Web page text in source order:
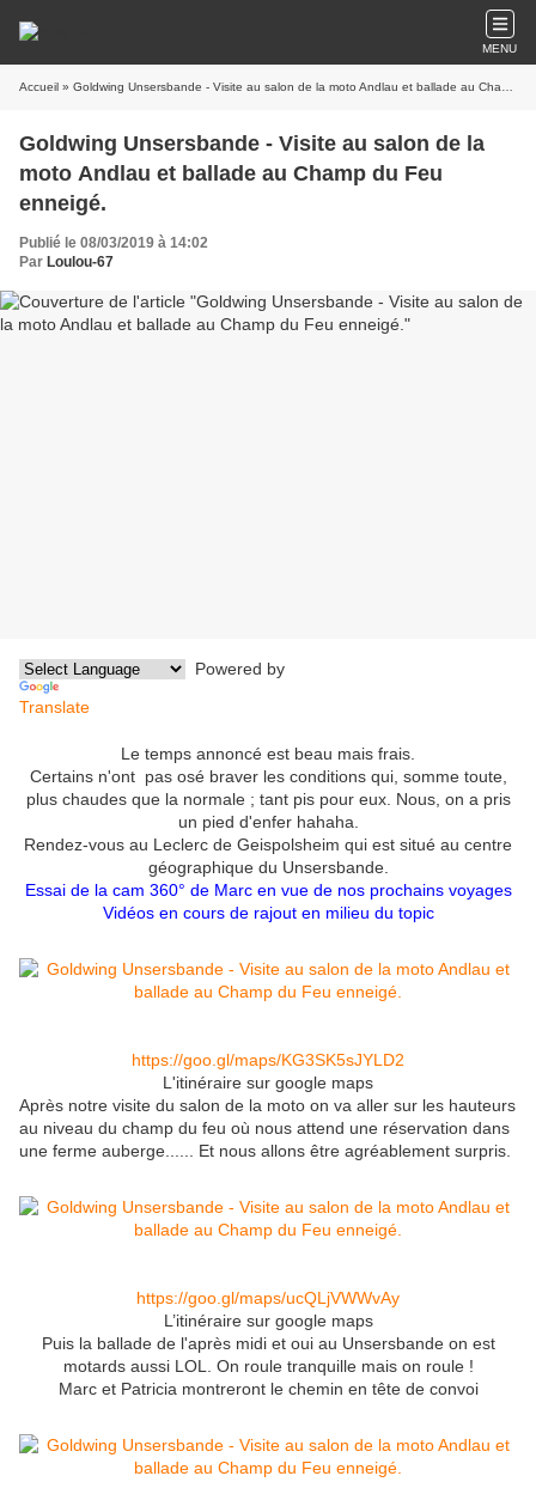
MENU
Accueil » Goldwing Unsersbande - Visite au salon de la moto Andlau et ballade au Champ du Feu enneigé.
Goldwing Unsersbande - Visite au salon de la
moto Andlau et ballade au Champ du Feu
enneigé.
Publié le 08/03/2019 à 14:02
Par Loulou-67
Powered by
Translate
Le temps annoncé est beau mais frais.
Certains n'ont pas osé braver les conditions qui, somme toute,
plus chaudes que la normale ; tant pis pour eux. Nous, on a pris
un pied d'enfer hahaha.
Rendez-vous au Leclerc de Geispolsheim qui est situé au centre
géographique du Unsersbande.
Essai de la cam 360° de Marc en vue de nos prochains voyages
Vidéos en cours de rajout en milieu du topic
https://goo.gl/maps/KG3SK5sJYLD2
L'itinéraire sur google maps
Après notre visite du salon de la moto on va aller sur les hauteurs
au niveau du champ du feu où nous attend une réservation dans
une ferme auberge...... Et nous allons être agréablement surpris.
https://goo.gl/maps/ucQLjVWWvAy
L’itinéraire sur google maps
Puis la ballade de l'après midi et oui au Unsersbande on est
motards aussi LOL. On roule tranquille mais on roule !
Marc et Patricia montreront le chemin en tête de convoi